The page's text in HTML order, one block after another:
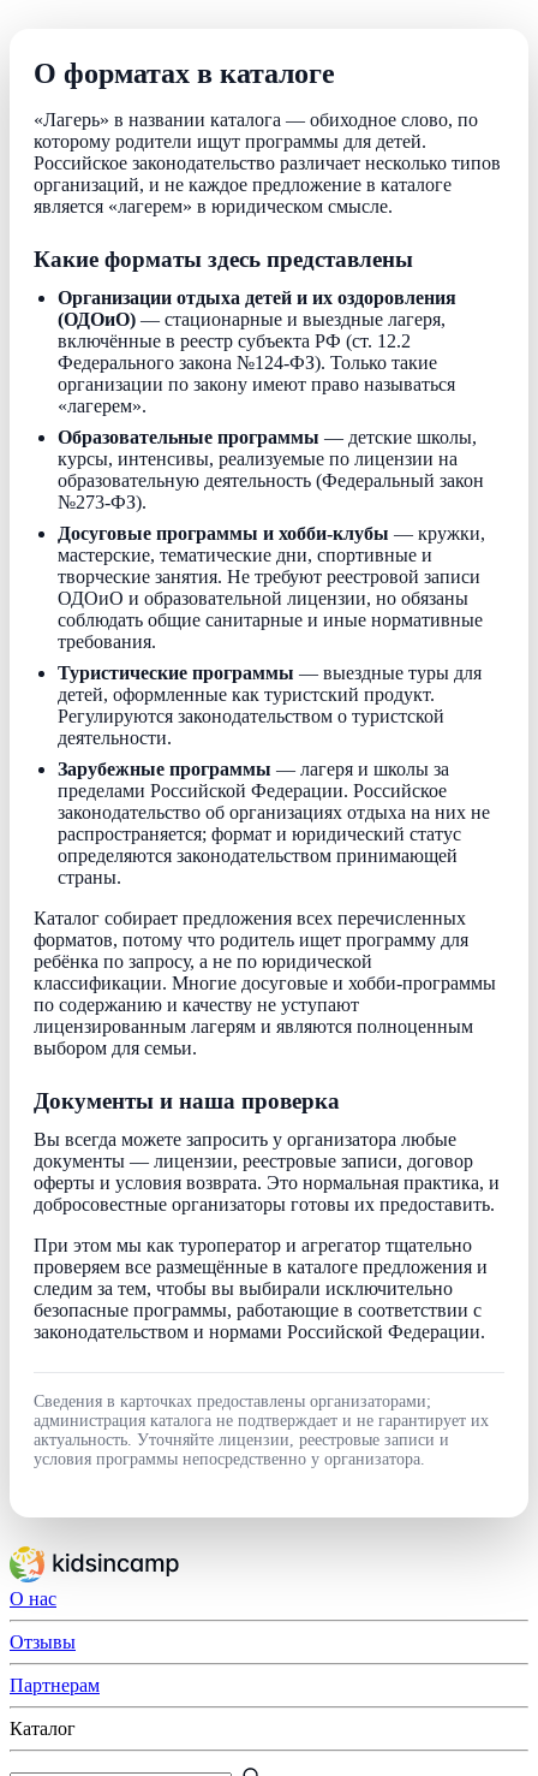
О форматах в каталоге
«Лагерь» в названии каталога — обиходное слово, по
которому родители ищут программы для детей.
Российское законодательство различает несколько типов
организаций, и не каждое предложение в каталоге
является «лагерем» в юридическом смысле.
Какие форматы здесь представлены
Организации отдыха детей и их оздоровления
(ОДОиО) — стационарные и выездные лагеря,
включённые в реестр субъекта РФ (ст. 12.2
Федерального закона №124-ФЗ). Только такие
организации по закону имеют право называться
«лагерем».
Образовательные программы — детские школы,
курсы, интенсивы, реализуемые по лицензии на
образовательную деятельность (Федеральный закон
№273-ФЗ).
Досуговые программы и хобби-клубы — кружки,
мастерские, тематические дни, спортивные и
творческие занятия. Не требуют реестровой записи
ОДОиО и образовательной лицензии, но обязаны
соблюдать общие санитарные и иные нормативные
требования.
Туристические программы — выездные туры для
детей, оформленные как туристский продукт.
Регулируются законодательством о туристской
деятельности.
Зарубежные программы — лагеря и школы за
пределами Российской Федерации. Российское
законодательство об организациях отдыха на них не
распространяется; формат и юридический статус
определяются законодательством принимающей
страны.
Каталог собирает предложения всех перечисленных
форматов, потому что родитель ищет программу для
ребёнка по запросу, а не по юридической
классификации. Многие досуговые и хобби-программы
по содержанию и качеству не уступают
лицензированным лагерям и являются полноценным
выбором для семьи.
Документы и наша проверка
Вы всегда можете запросить у организатора любые
документы — лицензии, реестровые записи, договор
оферты и условия возврата. Это нормальная практика, и
добросовестные организаторы готовы их предоставить.
При этом мы как туроператор и агрегатор тщательно
проверяем все размещённые в каталоге предложения и
следим за тем, чтобы вы выбирали исключительно
безопасные программы, работающие в соответствии с
законодательством и нормами Российской Федерации.
Сведения в карточках предоставлены организаторами;
администрация каталога не подтверждает и не гарантирует их
актуальность. Уточняйте лицензии, реестровые записи и
условия программы непосредственно у организатора.
О нас
Отзывы
Партнерам
Каталог